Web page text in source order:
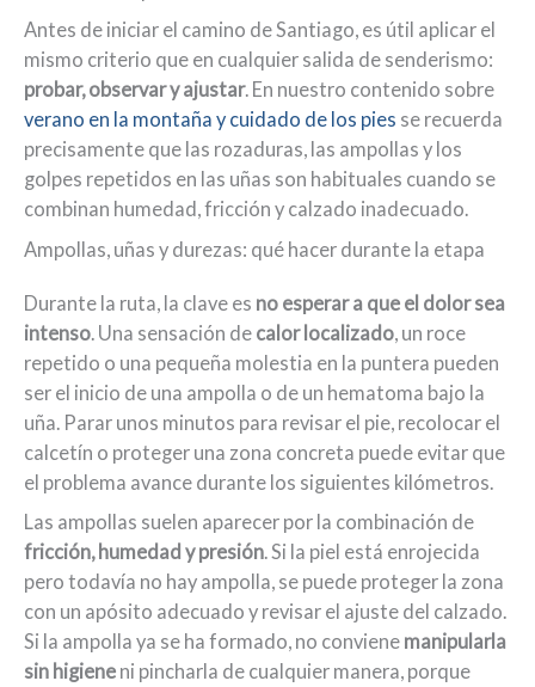
Antes de iniciar el camino de Santiago, es útil aplicar el
mismo criterio que en cualquier salida de senderismo:
probar, observar y ajustar. En nuestro contenido sobre
verano en la montaña y cuidado de los pies se recuerda
precisamente que las rozaduras, las ampollas y los
golpes repetidos en las uñas son habituales cuando se
combinan humedad, fricción y calzado inadecuado.
Ampollas, uñas y durezas: qué hacer durante la etapa
Durante la ruta, la clave es no esperar a que el dolor sea
intenso . Una sensación de calor localizado , un roce
repetido o una pequeña molestia en la puntera pueden
ser el inicio de una ampolla o de un hematoma bajo la
uña. Parar unos minutos para revisar el pie, recolocar el
calcetín o proteger una zona concreta puede evitar que
el problema avance durante los siguientes kilómetros.
Las ampollas suelen aparecer por la combinación de
fricción, humedad y presión . Si la piel está enrojecida
pero todavía no hay ampolla, se puede proteger la zona
con un apósito adecuado y revisar el ajuste del calzado.
Si la ampolla ya se ha formado, no conviene manipularla
sin higiene ni pincharla de cualquier manera, porque